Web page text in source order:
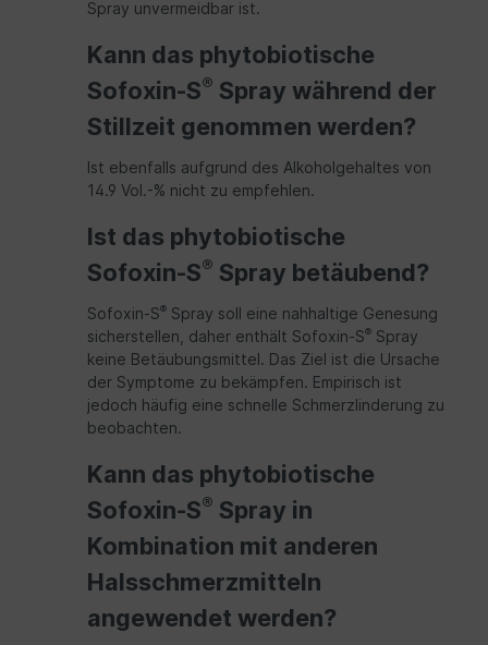
Spray unvermeidbar ist.
Kann das phytobiotische
Sofoxin-S® Spray während der
Stillzeit genommen werden?
Ist ebenfalls aufgrund des Alkoholgehaltes von
14.9 Vol.-% nicht zu empfehlen.
Ist das phytobiotische
Sofoxin-S® Spray betäubend?
Sofoxin-S® Spray soll eine nahhaltige Genesung
sicherstellen, daher enthält Sofoxin-S® Spray
keine Betäubungsmittel. Das Ziel ist die Ursache
der Symptome zu bekämpfen. Empirisch ist
jedoch häufig eine schnelle Schmerzlinderung zu
beobachten.
Kann das phytobiotische
Sofoxin-S® Spray in
Kombination mit anderen
Halsschmerzmitteln
angewendet werden?